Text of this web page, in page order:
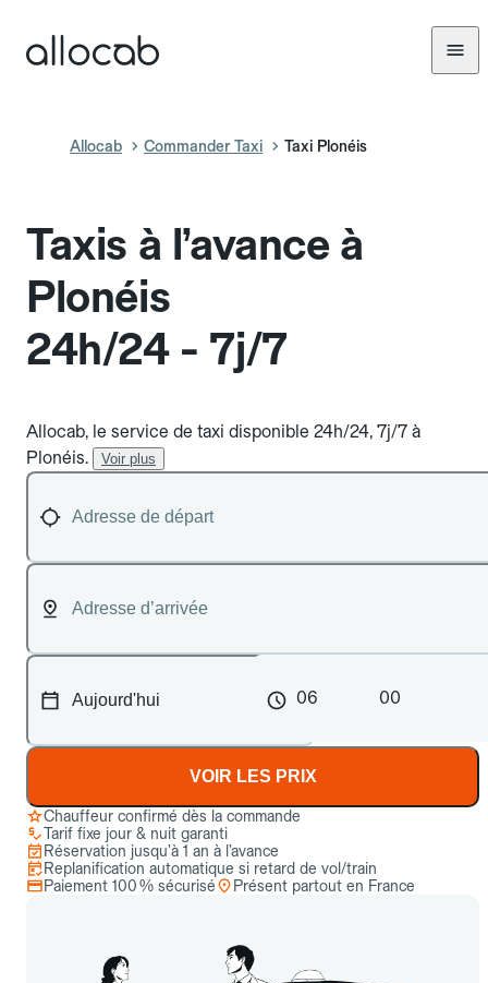
Allocab Commander Taxi Taxi Plonéis
Taxis à l’avance à
Plonéis
24h/24 - 7j/7
Allocab, le service de taxi disponible 24h/24, 7j/7 à
Plonéis.
Voir plus
06 00
VOIR LES PRIX
Chauffeur confirmé dès la commande
Tarif fixe jour & nuit garanti
Réservation jusqu’à 1 an à l’avance
Replanification automatique si retard de vol/train
Paiement 100 % sécurisé
Présent partout en France